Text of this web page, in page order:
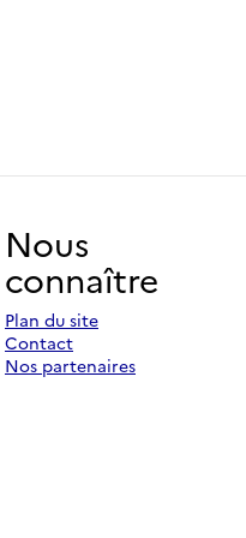
Nous
connaître
Plan du site
Contact
Nos partenaires